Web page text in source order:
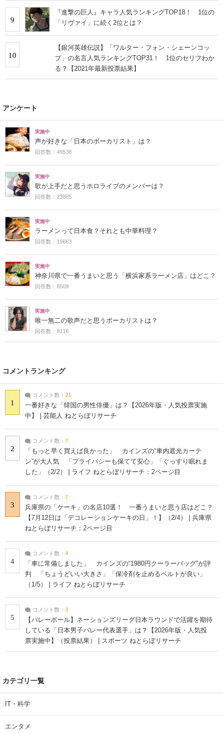
9
『進撃の巨人』キャラ人気ランキングTOP18！ 1位の
「リヴァイ」に続く2位とは？
10
【銀河英雄伝説】「ワルター・フォン・シェーンコッ
プ」の名言人気ランキングTOP31！ 1位のセリフわか
る？【2021年最新投票結果】
アンケート
実施中
声が好きな「日本のボーカリスト」は？
回答数：49538
実施中
歌が上手だと思うホロライブのメンバーは？
回答数：23885
実施中
ラーメンって日本食？それとも中華料理？
回答数：19663
実施中
神奈川県で一番うまいと思う「横浜家系ラーメン店」はどこ？
回答数：8509
実施中
唯一無二の歌声だと思うボーカリストは？
回答数：8116
コメントランキング
1
コメント数： 21
一番好きな「韓国の男性俳優」は？【2026年版・人気投票実施
中】 | 芸能人 ねとらぼリサーチ
2
コメント数： 7
「もっと早く買えば良かった」 カインズの“車内遮光カーテ
ン”が大人気 「プライバシーも保てて安心」「ぐっすり眠れま
した」（2/2） | ライフ ねとらぼリサーチ：2ページ目
3
コメント数： 7
兵庫県の「ケーキ」の名店10選！ 一番うまいと思う店はどこ？
【7月12日は「デコレーションケーキの日」！】（2/4） | 兵庫県
ねとらぼリサーチ：2ページ目
4
コメント数： 4
「車に常備しました」 カインズの“1980円クーラーバッグ”が評
判 「ちょうどいい大きさ」「保冷剤を止めるベルトが良い」
（1/5） | ライフ ねとらぼリサーチ
5
コメント数： 3
【バレーボール】ネーションズリーグ日本ラウンドで活躍を期待
している「日本男子バレー代表選手」は？【2026年版・人気投
票実施中】（投票結果） | スポーツ ねとらぼリサーチ
カテゴリ一覧
IT・科学
エンタメ